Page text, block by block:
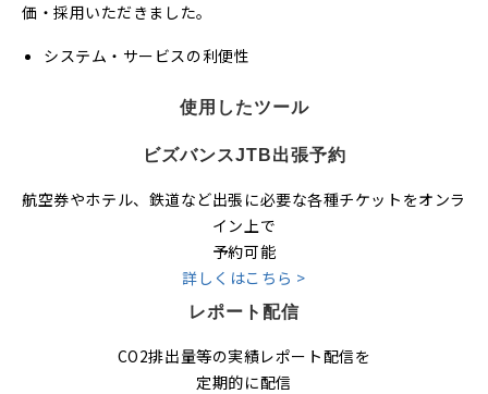
価・採用いただきました。
システム・サービスの利便性
使用したツール
ビズバンスJTB出張予約
航空券やホテル、鉄道など出張に必要な各種チケットをオンラ
イン上で
予約可能
詳しくはこちら >
レポート配信
CO2排出量等の実績レポート配信を
定期的に配信